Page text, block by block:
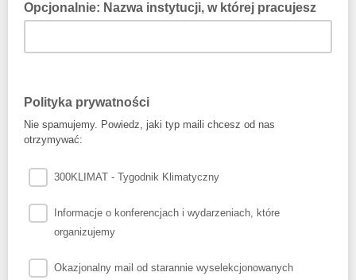
Opcjonalnie: Nazwa instytucji, w której pracujesz
Polityka prywatności
Nie spamujemy. Powiedz, jaki typ maili chcesz od nas
otrzymywać:
300KLIMAT - Tygodnik Klimatyczny
Informacje o konferencjach i wydarzeniach, które
organizujemy
Okazjonalny mail od starannie wyselekcjonowanych